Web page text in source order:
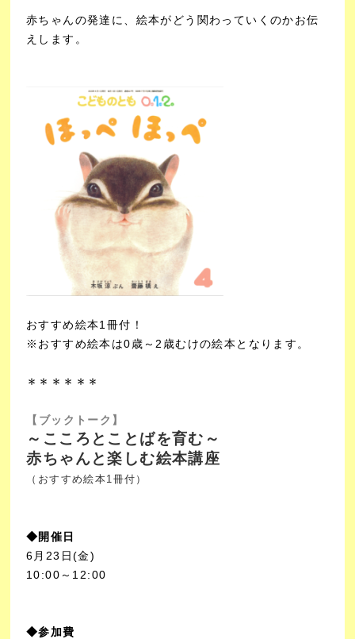
赤ちゃんの発達に、絵本がどう関わっていくのかお伝
えします。
おすすめ絵本1冊付！
※おすすめ絵本は0歳～2歳むけの絵本となります。
＊＊＊＊＊＊
【ブックトーク】
～こころとことばを育む～
赤ちゃんと楽しむ絵本講座
（おすすめ絵本1冊付）
◆開催日
6月23日(金)
10:00～12:00
◆参加費